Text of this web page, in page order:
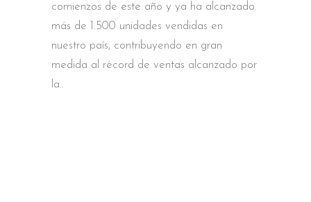
comienzos de este año y ya ha alcanzado
más de 1.500 unidades vendidas en
nuestro país, contribuyendo en gran
medida al récord de ventas alcanzado por
la